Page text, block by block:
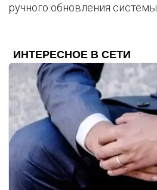
ручного обновления системы.